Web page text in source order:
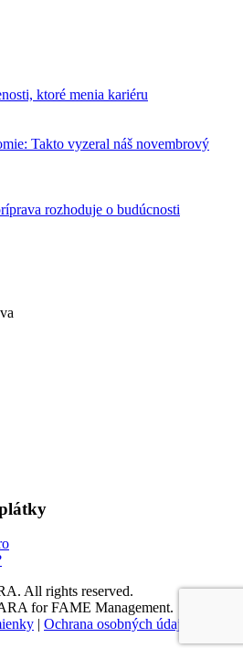
ktoré menia kariéru
Takto vyzeral náš novembrový
rozhoduje o budúcnosti
All rights reserved.
for FAME Management.
| Ochrana osobných údajov